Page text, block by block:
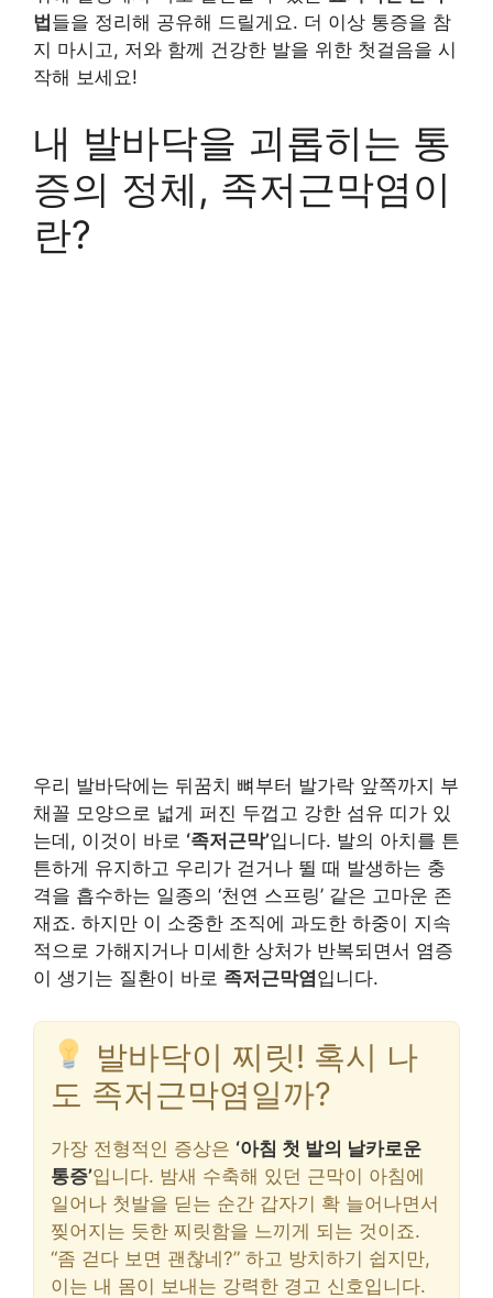
법들을 정리해 공유해 드릴게요. 더 이상 통증을 참
지 마시고, 저와 함께 건강한 발을 위한 첫걸음을 시
작해 보세요!
내 발바닥을 괴롭히는 통
증의 정체, 족저근막염이
란?
우리 발바닥에는 뒤꿈치 뼈부터 발가락 앞쪽까지 부
채꼴 모양으로 넓게 퍼진 두껍고 강한 섬유 띠가 있
는데, 이것이 바로 ‘족저근막’입니다. 발의 아치를 튼
튼하게 유지하고 우리가 걷거나 뛸 때 발생하는 충
격을 흡수하는 일종의 ‘천연 스프링’ 같은 고마운 존
재죠. 하지만 이 소중한 조직에 과도한 하중이 지속
적으로 가해지거나 미세한 상처가 반복되면서 염증
이 생기는 질환이 바로 족저근막염입니다.
발바닥이 찌릿! 혹시 나
도 족저근막염일까?
가장 전형적인 증상은 ‘아침 첫 발의 날카로운
통증’입니다. 밤새 수축해 있던 근막이 아침에
일어나 첫발을 딛는 순간 갑자기 확 늘어나면서
찢어지는 듯한 찌릿함을 느끼게 되는 것이죠.
“좀 걷다 보면 괜찮네?” 하고 방치하기 쉽지만,
이는 내 몸이 보내는 강력한 경고 신호입니다.